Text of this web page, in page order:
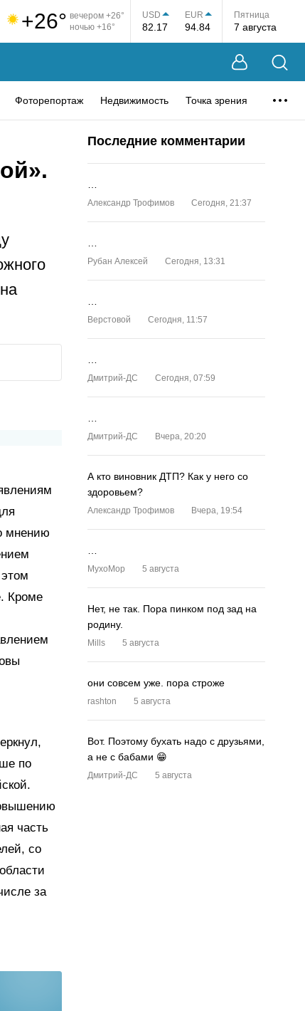
+26° вечером +26°
ночью +16°
USD
82.17
EUR
94.84
Пятница
7 августа
Фоторепортаж Недвижимость Точка зрения
мнению
Кроме
по
часть
со
за
Последние комментарии
Александр Трофимов Сегодня, 21:37
Рубан Алексей Сегодня, 13:31
Верстовой Сегодня, 11:57
Дмитрий-ДС Сегодня, 07:59
Дмитрий-ДС Вчера, 20:20
А кто виновник ДТП? Как у него со
здоровьем?
Александр Трофимов Вчера, 19:54
MyxoMop 5 августа
Нет, не так. Пора пинком под зад на
родину.
Mills 5 августа
они совсем уже. пора строже
rashton 5 августа
Вот. Поэтому бухать надо с друзьями,
а не с бабами 😁
Дмитрий-ДС 5 августа